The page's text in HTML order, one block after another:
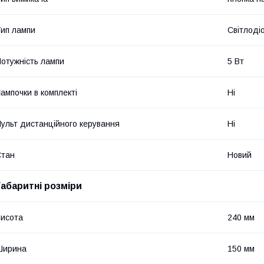
лампи
лампи 5 Вт
в комплекті Ні
дистанційного керування Ні
Новий
розміри
240 мм
150 мм